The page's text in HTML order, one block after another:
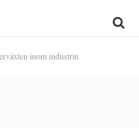
inom industrin